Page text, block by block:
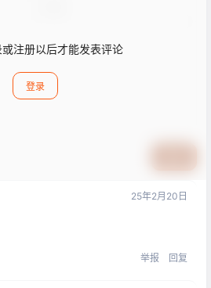
注册以后才能发表评论
登录
25年2月20日
举报 回复